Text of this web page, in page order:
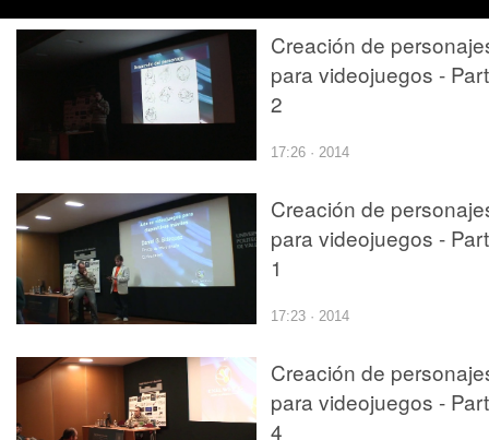
Creación de
para videojuegos -
2
17:26 · 2014
Creación de
para videojuegos -
1
17:23 · 2014
Creación de
para videojuegos -
4